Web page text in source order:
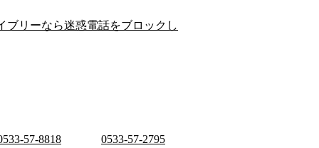
ブリーなら迷惑電話をブロックし
57-8818
0533-57-2795